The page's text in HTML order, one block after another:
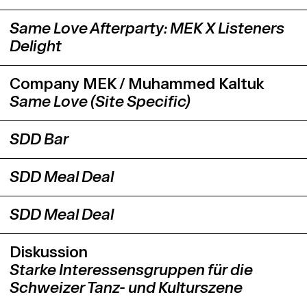
Same Love Afterparty: MEK X Listeners
Delight
Company MEK / Muhammed Kaltuk
Same Love (Site Specific)
SDD Bar
SDD Meal Deal
SDD Meal Deal
Diskussion
Starke Interessensgruppen für die
Schweizer Tanz- und Kulturszene